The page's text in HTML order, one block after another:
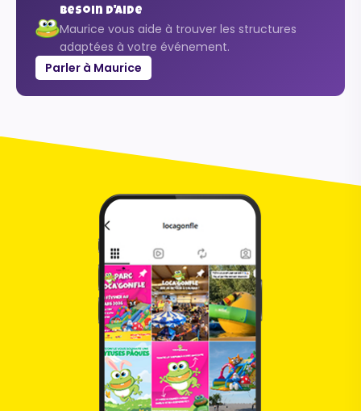
Besoin d'aide
Maurice vous aide à trouver les structures
adaptées à votre événement.
Parler à Maurice